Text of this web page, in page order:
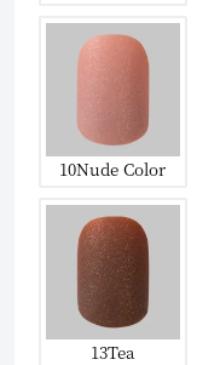
10Nude Color
13Tea